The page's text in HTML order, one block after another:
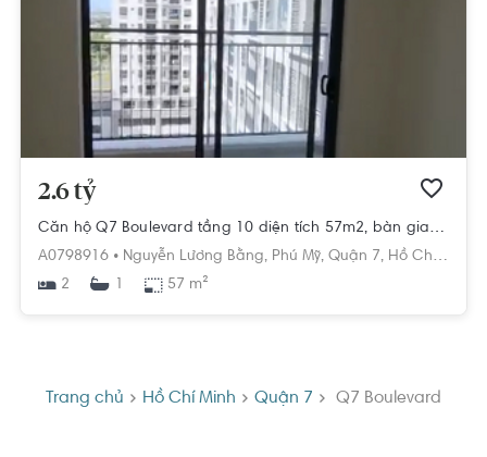
2.6 tỷ
Căn hộ Q7 Boulevard tầng 10 diện tích 57m2, bàn giao nội thất cơ bản.
A0798916 • Nguyễn Lương Bằng, Phú Mỹ, Quận 7, Hồ Chí Minh
2
1 57 m²
Trang chủ Hồ Chí Minh Quận 7 Q7 Boulevard